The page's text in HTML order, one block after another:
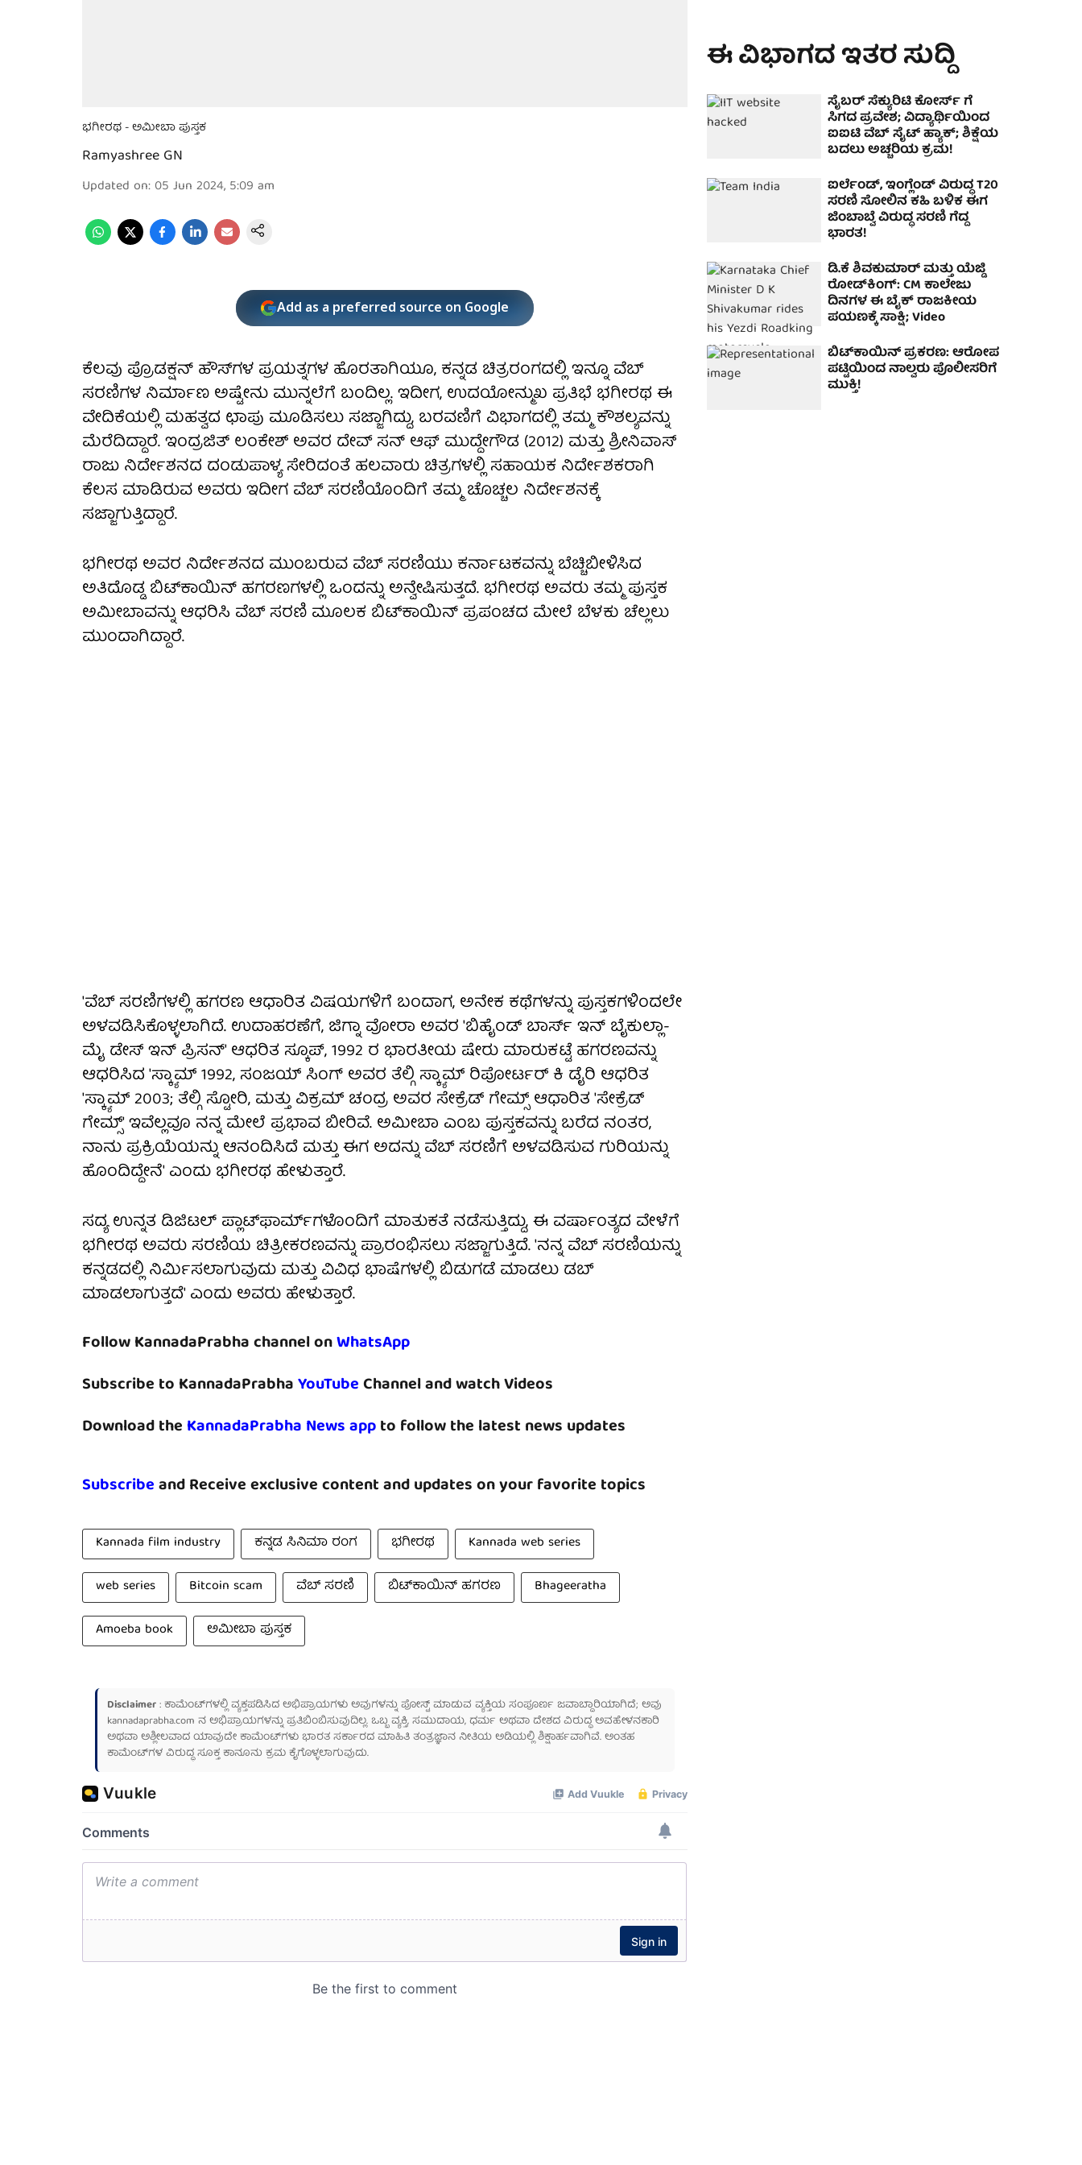
ಭಗೀರಥ - ಅಮೀಬಾ ಪುಸ್ತಕ
Ramyashree GN
Updated on: 05 Jun 2024, 5:09 am
Add as a preferred source on Google
ಕೆಲವು ಪ್ರೊಡಕ್ಷನ್ ಹೌಸ್‌ಗಳ ಪ್ರಯತ್ನಗಳ ಹೊರತಾಗಿಯೂ, ಕನ್ನಡ ಚಿತ್ರರಂಗದಲ್ಲಿ ಇನ್ನೂ ವೆಬ್
ಸರಣಿಗಳ ನಿರ್ಮಾಣ ಅಷ್ಟೇನು ಮುನ್ನಲೆಗೆ ಬಂದಿಲ್ಲ. ಇದೀಗ, ಉದಯೋನ್ಮುಖ ಪ್ರತಿಭೆ ಭಗೀರಥ ಈ
ವೇದಿಕೆಯಲ್ಲಿ ಮಹತ್ವದ ಛಾಪು ಮೂಡಿಸಲು ಸಜ್ಜಾಗಿದ್ದು, ಬರವಣಿಗೆ ವಿಭಾಗದಲ್ಲಿ ತಮ್ಮ ಕೌಶಲ್ಯವನ್ನು
ಮೆರೆದಿದ್ದಾರೆ. ಇಂದ್ರಜಿತ್ ಲಂಕೇಶ್ ಅವರ ದೇವ್ ಸನ್ ಆಫ್ ಮುದ್ದೇಗೌಡ (2012) ಮತ್ತು ಶ್ರೀನಿವಾಸ್
ರಾಜು ನಿರ್ದೇಶನದ ದಂಡುಪಾಳ್ಯ ಸೇರಿದಂತೆ ಹಲವಾರು ಚಿತ್ರಗಳಲ್ಲಿ ಸಹಾಯಕ ನಿರ್ದೇಶಕರಾಗಿ
ಕೆಲಸ ಮಾಡಿರುವ ಅವರು ಇದೀಗ ವೆಬ್ ಸರಣಿಯೊಂದಿಗೆ ತಮ್ಮ ಚೊಚ್ಚಲ ನಿರ್ದೇಶನಕ್ಕೆ
ಸಜ್ಜಾಗುತ್ತಿದ್ದಾರೆ.
ಭಗೀರಥ ಅವರ ನಿರ್ದೇಶನದ ಮುಂಬರುವ ವೆಬ್ ಸರಣಿಯು ಕರ್ನಾಟಕವನ್ನು ಬೆಚ್ಚಿಬೀಳಿಸಿದ
ಅತಿದೊಡ್ಡ ಬಿಟ್‌ಕಾಯಿನ್ ಹಗರಣಗಳಲ್ಲಿ ಒಂದನ್ನು ಅನ್ವೇಷಿಸುತ್ತದೆ. ಭಗೀರಥ ಅವರು ತಮ್ಮ ಪುಸ್ತಕ
ಅಮೀಬಾವನ್ನು ಆಧರಿಸಿ ವೆಬ್ ಸರಣಿ ಮೂಲಕ ಬಿಟ್‌ಕಾಯಿನ್ ಪ್ರಪಂಚದ ಮೇಲೆ ಬೆಳಕು ಚೆಲ್ಲಲು
ಮುಂದಾಗಿದ್ದಾರೆ.
'ವೆಬ್ ಸರಣಿಗಳಲ್ಲಿ ಹಗರಣ ಆಧಾರಿತ ವಿಷಯಗಳಿಗೆ ಬಂದಾಗ, ಅನೇಕ ಕಥೆಗಳನ್ನು ಪುಸ್ತಕಗಳಿಂದಲೇ
ಅಳವಡಿಸಿಕೊಳ್ಳಲಾಗಿದೆ. ಉದಾಹರಣೆಗೆ, ಜಿಗ್ನಾ ವೋರಾ ಅವರ 'ಬಿಹೈಂಡ್ ಬಾರ್ಸ್ ಇನ್ ಬೈಕುಲ್ಲಾ-
ಮೈ ಡೇಸ್ ಇನ್ ಪ್ರಿಸನ್' ಆಧರಿತ ಸ್ಕೂಪ್, 1992 ರ ಭಾರತೀಯ ಷೇರು ಮಾರುಕಟ್ಟೆ ಹಗರಣವನ್ನು
ಆಧರಿಸಿದ 'ಸ್ಕ್ಯಾಮ್ 1992, ಸಂಜಯ್ ಸಿಂಗ್ ಅವರ ತೆಲ್ಗಿ ಸ್ಕ್ಯಾಮ್ ರಿಪೋರ್ಟರ್ ಕಿ ಡೈರಿ ಆಧರಿತ
'ಸ್ಕ್ಯಾಮ್ 2003; ತೆಲ್ಗಿ ಸ್ಟೋರಿ, ಮತ್ತು ವಿಕ್ರಮ್ ಚಂದ್ರ ಅವರ ಸೇಕ್ರೆಡ್ ಗೇಮ್ಸ್ ಆಧಾರಿತ 'ಸೇಕ್ರೆಡ್
ಗೇಮ್ಸ್' ಇವೆಲ್ಲವೂ ನನ್ನ ಮೇಲೆ ಪ್ರಭಾವ ಬೀರಿವೆ. ಅಮೀಬಾ ಎಂಬ ಪುಸ್ತಕವನ್ನು ಬರೆದ ನಂತರ,
ನಾನು ಪ್ರಕ್ರಿಯೆಯನ್ನು ಆನಂದಿಸಿದೆ ಮತ್ತು ಈಗ ಅದನ್ನು ವೆಬ್ ಸರಣಿಗೆ ಅಳವಡಿಸುವ ಗುರಿಯನ್ನು
ಹೊಂದಿದ್ದೇನೆ' ಎಂದು ಭಗೀರಥ ಹೇಳುತ್ತಾರೆ.
ಸದ್ಯ ಉನ್ನತ ಡಿಜಿಟಲ್ ಪ್ಲಾಟ್‌ಫಾರ್ಮ್‌ಗಳೊಂದಿಗೆ ಮಾತುಕತೆ ನಡೆಸುತ್ತಿದ್ದು, ಈ ವರ್ಷಾಂತ್ಯದ ವೇಳೆಗೆ
ಭಗೀರಥ ಅವರು ಸರಣಿಯ ಚಿತ್ರೀಕರಣವನ್ನು ಪ್ರಾರಂಭಿಸಲು ಸಜ್ಜಾಗುತ್ತಿದೆ. 'ನನ್ನ ವೆಬ್ ಸರಣಿಯನ್ನು
ಕನ್ನಡದಲ್ಲಿ ನಿರ್ಮಿಸಲಾಗುವುದು ಮತ್ತು ವಿವಿಧ ಭಾಷೆಗಳಲ್ಲಿ ಬಿಡುಗಡೆ ಮಾಡಲು ಡಬ್
ಮಾಡಲಾಗುತ್ತದೆ' ಎಂದು ಅವರು ಹೇಳುತ್ತಾರೆ.
Follow KannadaPrabha channel onWhatsApp
Subscribe to KannadaPrabhaYouTubeChannel and watch Videos
Download the KannadaPrabha News appto follow the latest news updates
Subscribeand Receive exclusive content and updates on your favorite topics
Kannada film industry ಕನ್ನಡ ಸಿನಿಮಾ ರಂಗ ಭಗೀರಥ
Kannada web series
web series
Bitcoin scam ವೆಬ್ ಸರಣಿ ಬಿಟ್‌ಕಾಯಿನ್ ಹಗರಣ
Bhageeratha
Amoeba book
ಅಮೀಬಾ ಪುಸ್ತಕ
Disclaimer: ಕಾಮೆಂಟ್‌ಗಳಲ್ಲಿ ವ್ಯಕ್ತಪಡಿಸಿದ ಅಭಿಪ್ರಾಯಗಳು ಅವುಗಳನ್ನು ಪೋಸ್ಟ್ ಮಾಡುವ ವ್ಯಕ್ತಿಯ ಸಂಪೂರ್ಣ ಜವಾಬ್ದಾರಿಯಾಗಿದೆ; ಅವು
kannadaprabha.com ನ ಅಭಿಪ್ರಾಯಗಳನ್ನು ಪ್ರತಿಬಿಂಬಿಸುವುದಿಲ್ಲ. ಒಬ್ಬ ವ್ಯಕ್ತಿ, ಸಮುದಾಯ, ಧರ್ಮ ಅಥವಾ ದೇಶದ ವಿರುದ್ಧ ಅವಹೇಳನಕಾರಿ
ಅಥವಾ ಅಶ್ಲೀಲವಾದ ಯಾವುದೇ ಕಾಮೆಂಟ್‌ಗಳು ಭಾರತ ಸರ್ಕಾರದ ಮಾಹಿತಿ ತಂತ್ರಜ್ಞಾನ ನೀತಿಯ ಅಡಿಯಲ್ಲಿ ಶಿಕ್ಷಾರ್ಹವಾಗಿವೆ. ಅಂತಹ
ಕಾಮೆಂಟ್‌ಗಳ ವಿರುದ್ಧ ಸೂಕ್ತ ಕಾನೂನು ಕ್ರಮ ಕೈಗೊಳ್ಳಲಾಗುವುದು.
ಈ ವಿಭಾಗದ ಇತರ ಸುದ್ದಿ
ಸೈಬರ್ ಸೆಕ್ಯುರಿಟಿ ಕೋರ್ಸ್ ಗೆ
ಸಿಗದ ಪ್ರವೇಶ; ವಿದ್ಯಾರ್ಥಿಯಿಂದ
ಐಐಟಿ ವೆಬ್ ಸೈಟ್ ಹ್ಯಾಕ್; ಶಿಕ್ಷೆಯ
ಬದಲು ಅಚ್ಚರಿಯ ಕ್ರಮ!
ಐರ್ಲೆಂಡ್, ಇಂಗ್ಲೆಂಡ್ ವಿರುದ್ಧ T20
ಸರಣಿ ಸೋಲಿನ ಕಹಿ ಬಳಿಕ ಈಗ
ಜಿಂಬಾಬ್ವೆ ವಿರುದ್ಧ ಸರಣಿ ಗೆದ್ದ
ಭಾರತ!
ಡಿ.ಕೆ ಶಿವಕುಮಾರ್ ಮತ್ತು ಯೆಜ್ಡಿ
ರೋಡ್‌ಕಿಂಗ್: CM ಕಾಲೇಜು
ದಿನಗಳ ಈ ಬೈಕ್ ರಾಜಕೀಯ
ಪಯಣಕ್ಕೆ ಸಾಕ್ಷಿ; Video
ಬಿಟ್‌ಕಾಯಿನ್ ಪ್ರಕರಣ: ಆರೋಪ
ಪಟ್ಟಿಯಿಂದ ನಾಲ್ವರು ಪೊಲೀಸರಿಗೆ
ಮುಕ್ತಿ!